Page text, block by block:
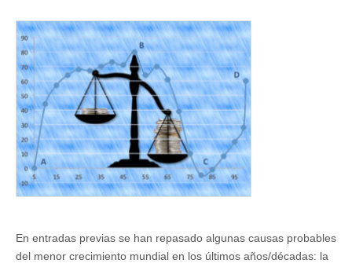
estancamiento
secular
la
distribución
de
la
renta
como
la
demanda
En entradas previas se han repasado algunas causas probables
del menor crecimiento mundial en los últimos años/décadas: la